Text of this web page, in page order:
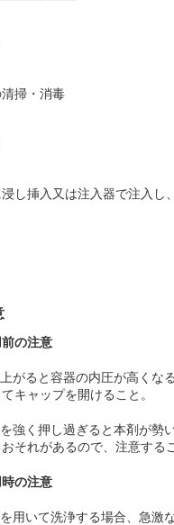
掃・消毒
し挿入又は注入器で注入し
の注意
がると容器の内圧が高くな
キャップを開けること。
強く押し過ぎると本剤が勢
それがあるので、注意する
の注意
用いて洗浄する場合、急激